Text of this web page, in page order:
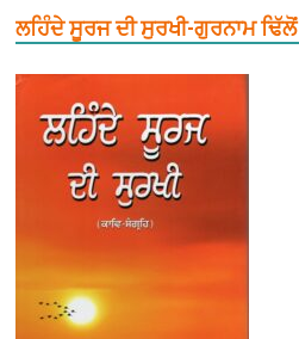
ਲਹਿੰਦੇ ਸੂਰਜ ਦੀ ਸੁਰਖੀ-ਗੁਰਨਾਮ ਢਿੱਲੋਂ